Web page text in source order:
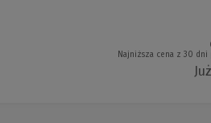
Najniższa cena z 30